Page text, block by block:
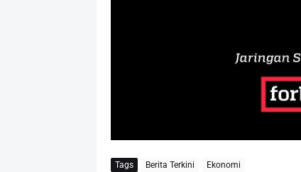
Tags Berita Terkini Ekonomi